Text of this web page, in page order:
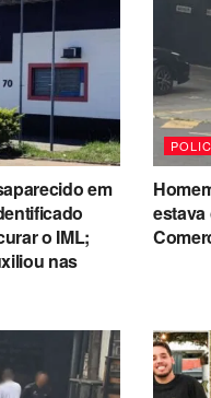
em
o IML;
nas
estava